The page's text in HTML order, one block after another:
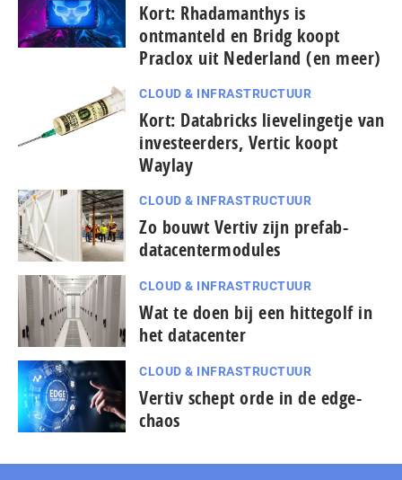
Kort: Rhadamanthys is
ontmanteld en Bridg koopt
Praclox uit Nederland (en meer)
CLOUD & INFRASTRUCTUUR
Kort: Databricks lievelingetje van
investeerders, Vertic koopt
Waylay
CLOUD & INFRASTRUCTUUR
Zo bouwt Vertiv zijn prefab-
datacentermodules
CLOUD & INFRASTRUCTUUR
Wat te doen bij een hittegolf in
het datacenter
CLOUD & INFRASTRUCTUUR
Vertiv schept orde in de edge-
chaos